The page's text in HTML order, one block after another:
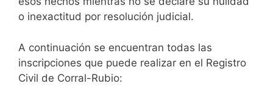
o inexactitud por resolución judicial.
A continuación se encuentran todas las
inscripciones que puede realizar en el Registro
Civil de Corral-Rubio: